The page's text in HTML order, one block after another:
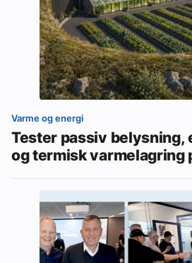
Varme og energi
Tester passiv belysning,
og termisk varmelagring